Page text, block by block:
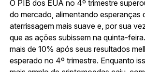
O PIB dos EUA no 4º trimestre
do mercado, alimentando esperanças
aterrissagem mais suave e, por sua
que as ações subissem na quinta-
mais de 10% após seus resultados
esperado no 4º trimestre. Enquanto